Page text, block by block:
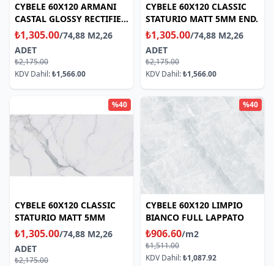
CYBELE 60X120 ARMANI
CASTAL GLOSSY RECTIFIED
5MM
₺1,305.00/74,88 M2,26
ADET
₺2,175.00
KDV Dahil:₺1,566.00
CYBELE 60X120 CLASSIC
STATURIO MATT 5MM END.
₺1,305.00/74,88 M2,26
ADET
₺2,175.00
KDV Dahil:₺1,566.00
%40
CYBELE 60X120 CLASSIC
STATURIO MATT 5MM
₺1,305.00/74,88 M2,26
ADET
₺2,175.00
%40
CYBELE 60X120 LIMPIO
BIANCO FULL LAPPATO
₺906.60/m2
₺1,511.00
KDV Dahil:₺1,087.92